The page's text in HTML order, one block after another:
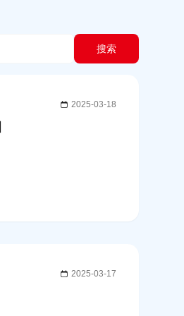
搜索
2025-03-18
2025-03-17